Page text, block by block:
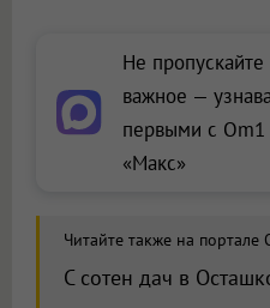
Не пропускайте
важное —
первыми с Om1
«Макс»
Читайте также на портале
С сотен дач в